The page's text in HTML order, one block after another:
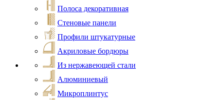
Полоса декоративная
Стеновые панели
Профили штукатурные
Акриловые бордюры
Из нержавеющей стали
Алюминиевый
Микроплинтус